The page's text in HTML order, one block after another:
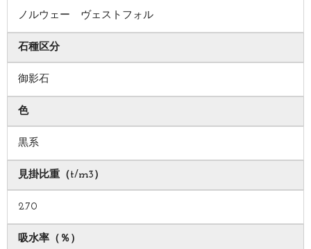
ノルウェー ヴェストフォル
石種区分
御影石
色
黒系
見掛比重（t/m3）
2.70
吸水率（％）